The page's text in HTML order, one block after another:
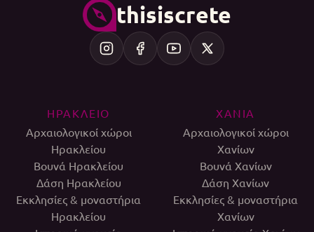
thisiscrete
ΗΡΑΚΛΕΙΟ
Αρχαιολογικοί χώροι
Ηρακλείου
Βουνά Ηρακλείου
Δάση Ηρακλείου
Εκκλησίες & μοναστήρια
Ηρακλείου
ΧΑΝΙΑ
Αρχαιολογικοί χώροι
Χανίων
Βουνά Χανίων
Δάση Χανίων
Εκκλησίες & μοναστήρια
Χανίων